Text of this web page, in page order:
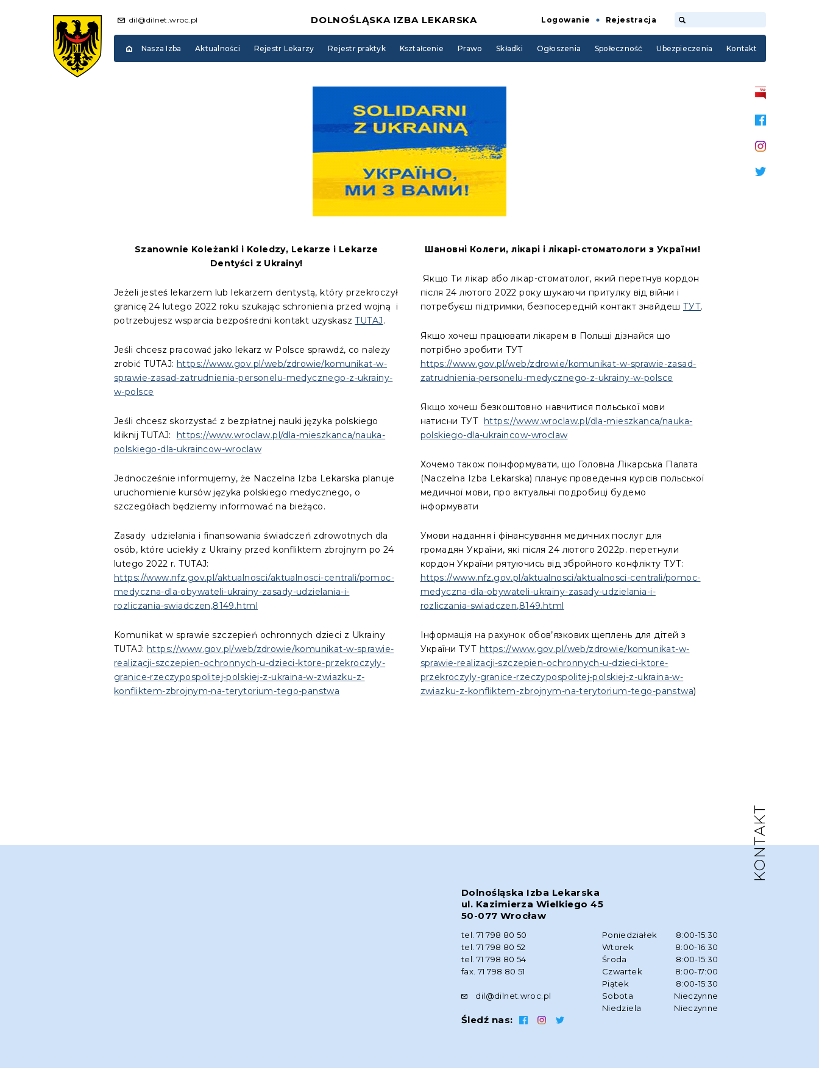
dil@dilnet.wroc.pl DOLNOŚLĄSKA IZBA LEKARSKA Logowanie Rejestracja
Nasza Izba Aktualności Rejestr Lekarzy Rejestr praktyk Kształcenie Prawo Składki Ogłoszenia Społeczność Ubezpieczenia Kontakt
Szanownie Koleżanki i Koledzy, Lekarze i Lekarze
Dentyści z Ukrainy!
Jeżeli jesteś lekarzem lub lekarzem dentystą, który przekroczył
granicę 24 lutego 2022 roku szukając schronienia przed wojną i
potrzebujesz wsparcia bezpośredni kontakt uzyskaszTUTAJ.
Jeśli chcesz pracować jako lekarz w Polsce sprawdź, co należy
zrobić TUTAJ: https://www.gov.pl/web/zdrowie/komunikat-w-
sprawie-zasad-zatrudnienia-personelu-medycznego-z-ukrainy-
w-polsce
Jeśli chcesz skorzystać z bezpłatnej nauki języka polskiego
kliknij TUTAJ: https://www.wroclaw.pl/dla-mieszkanca/nauka-
polskiego-dla-ukraincow-wroclaw
Jednocześnie informujemy, że Naczelna Izba Lekarska planuje
uruchomienie kursów języka polskiego medycznego, o
szczegółach będziemy informować na bieżąco.
Zasady udzielania i finansowania świadczeń zdrowotnych dla
osób, które uciekły z Ukrainy przed konfliktem zbrojnym po 24
lutego 2022 r. TUTAJ:
https://www.nfz.gov.pl/aktualnosci/aktualnosci-centrali/pomoc-
medyczna-dla-obywateli-ukrainy-zasady-udzielania-i-
rozliczania-swiadczen,8149.html
Komunikat w sprawie szczepień ochronnych dzieci z Ukrainy
TUTAJ: https://www.gov.pl/web/zdrowie/komunikat-w-sprawie-
realizacji-szczepien-ochronnych-u-dzieci-ktore-przekroczyly-
granice-rzeczypospolitej-polskiej-z-ukraina-w-zwiazku-z-
konfliktem-zbrojnym-na-terytorium-tego-panstwa
Шановні Колеги, лікарі і лікарі-стоматологи з України!
Якщо Ти лікар або лікар-стоматолог, який перетнув кордон
після 24 лютого 2022 року шукаючи притулку від війни і
потребуєш підтримки, безпосередній контакт знайдеш ТУТ.
Якщо хочеш працювати лікарем в Польщі дізнайся що
потрібно зробити ТУТ
https://www.gov.pl/web/zdrowie/komunikat-w-sprawie-zasad-
zatrudnienia-personelu-medycznego-z-ukrainy-w-polsce
Якщо хочеш безкоштовно навчитися польської мови
натисни ТУТ https://www.wroclaw.pl/dla-mieszkanca/nauka-
polskiego-dla-ukraincow-wroclaw
Хочемо також поінформувати, що Головна Лікарська Палата
(Naczelna Izba Lekarska) планує проведення курсів польської
медичної мови, про актуальні подробиці будемо
інформувати
Умови надання і фінансування медичних послуг для
громадян України, які після 24 лютого 2022р. перетнули
кордон України рятуючись від збройного конфлікту ТУТ:
https://www.nfz.gov.pl/aktualnosci/aktualnosci-centrali/pomoc-
medyczna-dla-obywateli-ukrainy-zasady-udzielania-i-
rozliczania-swiadczen,8149.html
Інформація на рахунок обов’язкових щеплень для дітей з
України ТУТ https://www.gov.pl/web/zdrowie/komunikat-w-
sprawie-realizacji-szczepien-ochronnych-u-dzieci-ktore-
przekroczyly-granice-rzeczypospolitej-polskiej-z-ukraina-w-
zwiazku-z-konfliktem-zbrojnym-na-terytorium-tego-panstwa)
KONTAKT
Dolnośląska Izba Lekarska
ul. Kazimierza Wielkiego 45
50-077 Wrocław
tel. 71 798 80 50
tel. 71 798 80 52
tel. 71 798 80 54
fax. 71 798 80 51
dil@dilnet.wroc.pl
Śledź nas:
Poniedziałek
8:00-15:30
Wtorek
8:00-16:30
Środa
8:00-15:30
Czwartek
8:00-17:00
Piątek
8:00-15:30
Sobota
Nieczynne
Niedziela
Nieczynne